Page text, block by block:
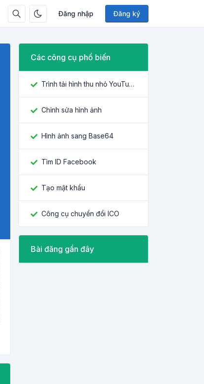
Đăng nhập Đăng ký
Các công cụ phổ biến
Trình tải hình thu nhỏ YouTube
Chỉnh sửa hình ảnh
Hình ảnh sang Base64
Tìm ID Facebook
Tạo mật khẩu
Công cụ chuyển đổi ICO
Bài đăng gần đây